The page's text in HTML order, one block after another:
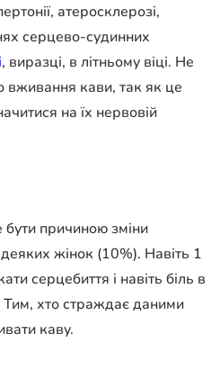
атеросклерозі,
серцево-судинних
, виразці, в літньому віці. Не
вживання кави, так як це
на їх нервовій
причиною зміни
жінок (10%). Навіть 1
серцебиття і навіть біль в
Тим, хто страждає даними
каву.